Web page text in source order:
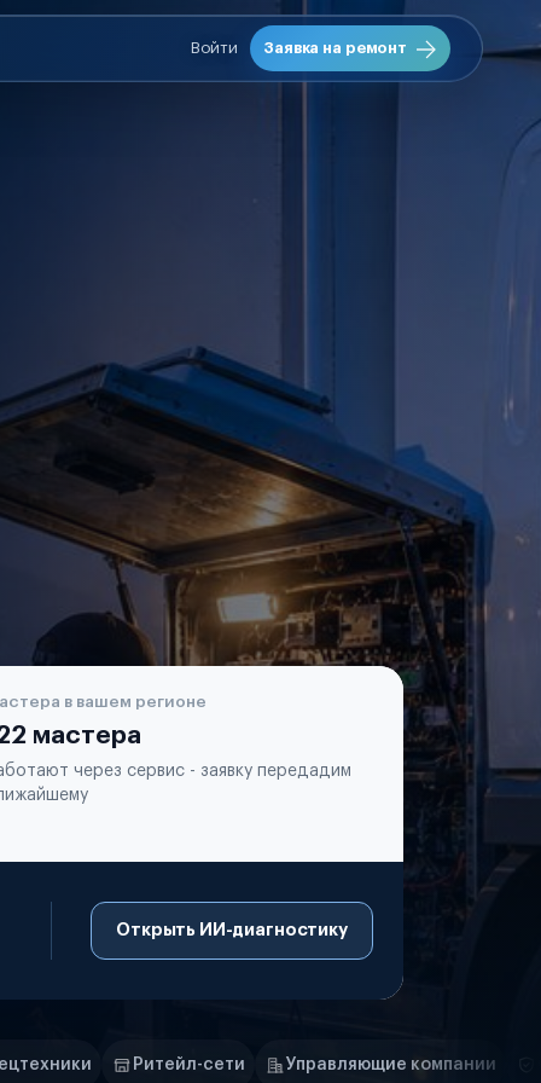
Войти Заявка на ремонт
в вашем регионе
мастера
через сервис - заявку передадим
Открыть ИИ-диагностику
сети Управляющие компании Страховые